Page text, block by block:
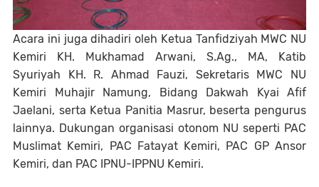
Acara ini juga dihadiri oleh Ketua Tanfidziyah MWC NU
Kemiri KH. Mukhamad Arwani, S.Ag., MA, Katib
Syuriyah KH. R. Ahmad Fauzi, Sekretaris MWC NU
Kemiri Muhajir Namung, Bidang Dakwah Kyai Afif
Jaelani, serta Ketua Panitia Masrur, beserta pengurus
lainnya. Dukungan organisasi otonom NU seperti PAC
Muslimat Kemiri, PAC Fatayat Kemiri, PAC GP Ansor
Kemiri, dan PAC IPNU-IPPNU Kemiri.